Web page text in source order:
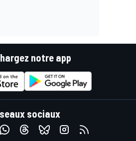
notre app
sociaux